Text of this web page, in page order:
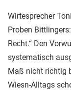
Wirtesprecher
Proben
Recht.“ Den
systematisch
Maß nicht richtig
Wiesn-Alltags